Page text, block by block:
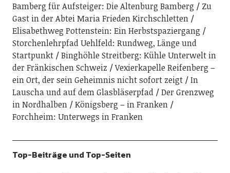
Bamberg für Aufsteiger: Die Altenburg Bamberg
Zu
Gast in der Abtei Maria Frieden Kirchschletten
Elisabethweg Pottenstein: Ein Herbstspaziergang
Storchenlehrpfad Uehlfeld: Rundweg, Länge und
Startpunkt
Binghöhle Streitberg: Kühle Unterwelt in
der Fränkischen Schweiz
Vexierkapelle Reifenberg –
ein Ort, der sein Geheimnis nicht sofort zeigt
In
Lauscha und auf dem Glasbläserpfad
Der Grenzweg
in Nordhalben
Königsberg – in Franken
Forchheim: Unterwegs in Franken
Top-Beiträge und Top-Seiten